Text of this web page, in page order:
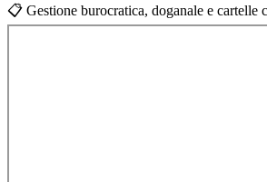
📋 Gestione burocratica, doganale e cartelle